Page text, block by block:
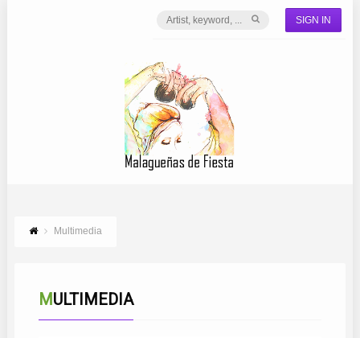
SIGN IN
Multimedia
MULTIMEDIA